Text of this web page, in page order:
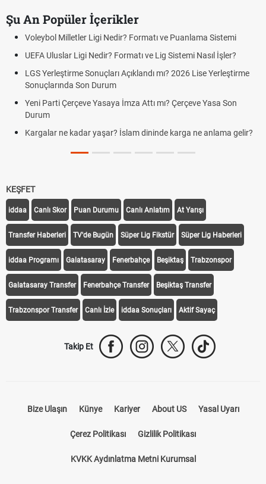
Şu An Popüler İçerikler
Voleybol Milletler Ligi Nedir? Formatı ve Puanlama Sistemi
UEFA Uluslar Ligi Nedir? Formatı ve Lig Sistemi Nasıl İşler?
LGS Yerleştirme Sonuçları Açıklandı mı? 2026 Lise Yerleştirme
Sonuçlarında Son Durum
Yeni Parti Çerçeve Yasaya İmza Attı mı? Çerçeve Yasa Son
Durum
Kargalar ne kadar yaşar? İslam dininde karga ne anlama gelir?
KEŞFET
iddaa Canlı Skor Puan Durumu Canlı Anlatım At Yarışı
Transfer Haberleri TV'de Bugün Süper Lig Fikstür Süper Lig Haberleri
iddaa Programı Galatasaray Fenerbahçe Beşiktaş Trabzonspor
Galatasaray Transfer Fenerbahçe Transfer Beşiktaş Transfer
Trabzonspor Transfer Canlı İzle iddaa Sonuçları Aktif Sayaç
Takip Et
Bize Ulaşın Künye Kariyer About US Yasal Uyarı
Çerez Politikası Gizlilik Politikası
KVKK Aydınlatma Metni Kurumsal